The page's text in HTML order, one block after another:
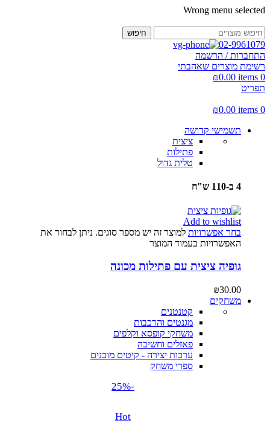
Wrong menu selected
חיפוש
02-9961079
התחברות / הרשמה
רשימת מוצרים שאהבתי
0
items
₪0.00
תפריט
0
items
₪0.00
תשמישי קדושה
ציצית
פתילות
טלית גדול
4 ב-110 ש"ח
Add to wishlist
בחר אפשרויות למוצר זה יש מספר סוגים. ניתן לבחור את
האפשרויות בעמוד המוצר
גופיה ציצית עם פתילות מכונה
₪30.00
משחקים
קטנטנים
מגנטים והרכבות
משחקי קופסא וקלפים
פאזלים וחשיבה
ערכות יצירה - קיטים מוכנים
ספרי משחק
-25%
Hot